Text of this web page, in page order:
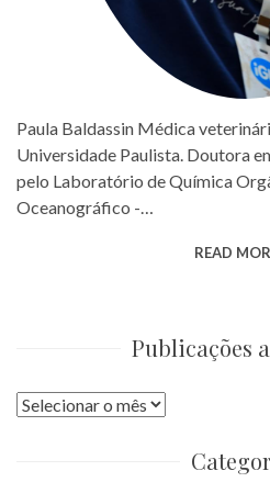
Paula Baldassin Médica
Universidade Paulista. Doutora
pelo Laboratório de Química
Oceanográfico -…
READ
Publicações
Publicações